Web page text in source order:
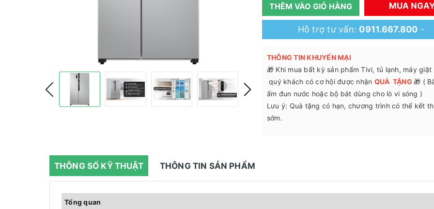
THÊM VÀO GIỎ HÀNG MUA
Hỗ trợ tư vấn: 0911.667.800 -
THÔNG TIN KHUYẾN MẠI
🎁 Khi mua bất kỳ sản phẩm Tivi, tủ lạnh, máy giặt
quý khách có cơ hội được nhận QUÀ TẶNG 🎁 (
ấm đun nước hoặc bộ bát dùng cho lò vi sóng )
Lưu ý: Quà tặng có hạn, chương trình có thể kết
sớm.
THÔNG SỐ KỸ THUẬT THÔNG TIN SẢN PHẨM
Tổng quan